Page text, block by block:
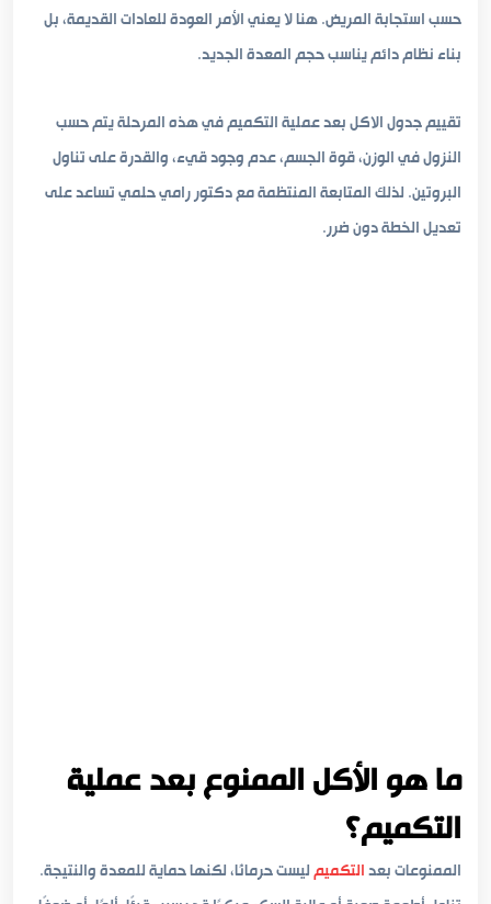
حسب استجابة المريض. هنا لا يعني الأمر العودة للعادات القديمة، بل
بناء نظام دائم يناسب حجم المعدة الجديد.
تقييم جدول الاكل بعد عملية التكميم في هذه المرحلة يتم حسب
النزول في الوزن، قوة الجسم، عدم وجود قيء، والقدرة على تناول
البروتين. لذلك المتابعة المنتظمة مع دكتور رامي حلمي تساعد على
تعديل الخطة دون ضرر.
ما هو الأكل الممنوع بعد عملية
التكميم؟
الممنوعات بعدالتكميمليست حرمانًا، لكنها حماية للمعدة والنتيجة.